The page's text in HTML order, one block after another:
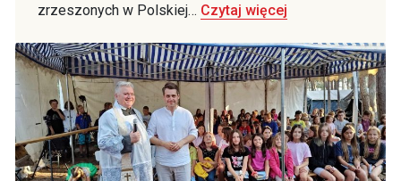
zrzeszonych w Polskiej… Czytaj więcej